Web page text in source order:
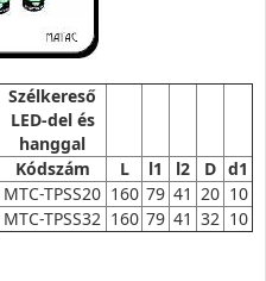
Szélkereső
LED-del és
hanggal
Kódszám L l1 l2 D d1
MTC-TPSS20 160 79 41 20 10
MTC-TPSS32 160 79 41 32 10